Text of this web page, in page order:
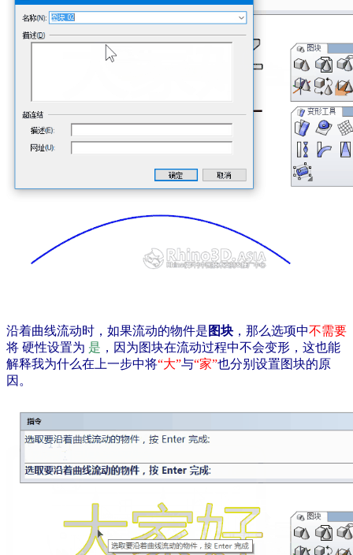
沿着曲线流动时，如果流动的物件是 图块 ，那么选项中不需要
将 硬性设置为 是 ，因为图块在流动过程中不会变形，这也能
解释我为什么在上一步中将“大”与“家”也分别设置图块的原
因。